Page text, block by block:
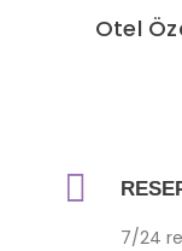
Otel
7/24